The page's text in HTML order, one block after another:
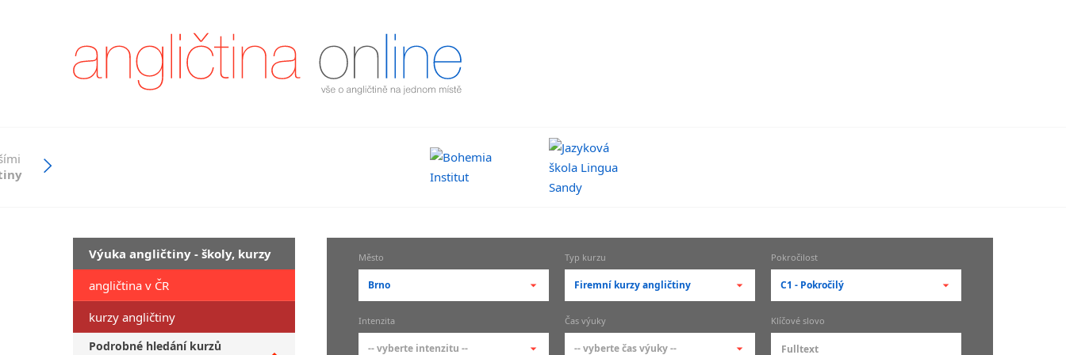
Výuka angličtiny - školy, kurzy
angličtina v ČR
kurzy angličtiny
Podrobné hledání kurzů
Město
Brno
-- vyberte město --
pražské městské části
Typ kurzu
Firemní kurzy angličtiny
-- vyberte typ --
základní členění kurzů
Pokročilost
C1 - Pokročilý
-- vyberte pokročilost --
Intenzita
-- vyberte intenzitu --
Čas výuky
-- vyberte čas výuky --
Klíčové slovo